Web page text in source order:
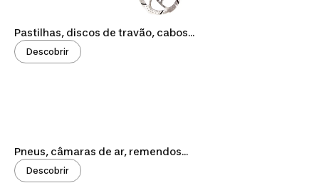
Pastilhas, discos de travão, cabos...
Descobrir
Pneus, câmaras de ar, remendos...
Descobrir